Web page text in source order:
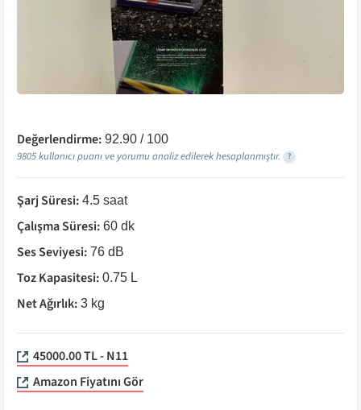
Değerlendirme: 92.90 / 100
9805kullanıcı puanı ve yorumu analiz edilerek hesaplanmıştır. ?
Şarj Süresi: 4.5 saat
Çalışma Süresi: 60 dk
Ses Seviyesi: 76 dB
Toz Kapasitesi: 0.75 L
Net Ağırlık: 3 kg
45000.00 TL - N11
Amazon Fiyatını Gör